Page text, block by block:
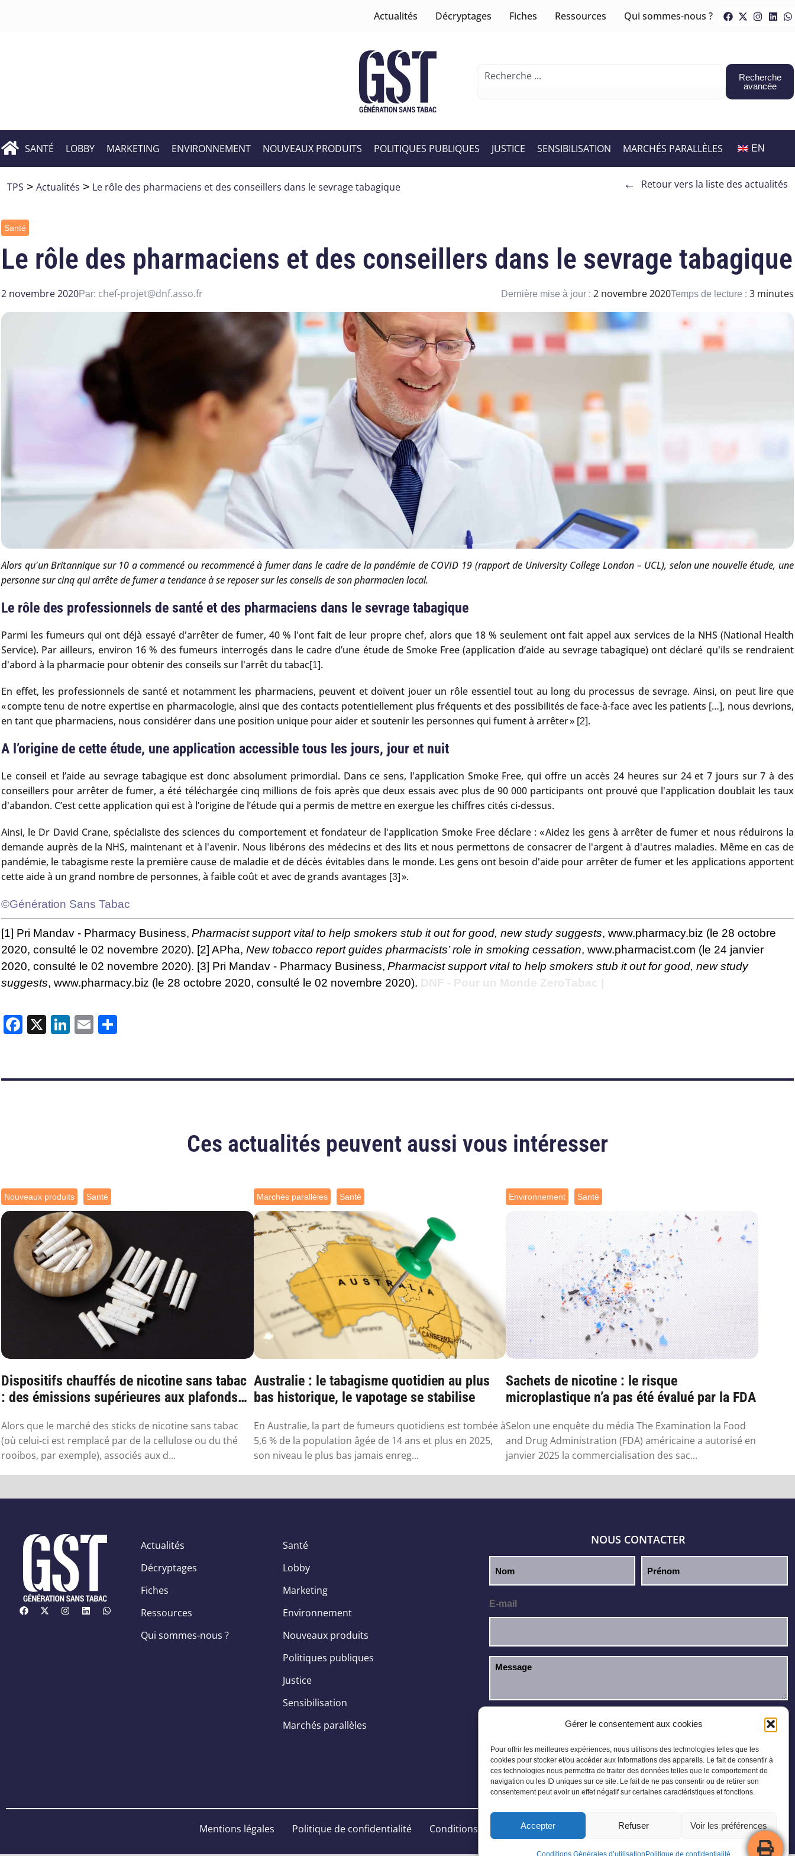
Gérer le consentement aux cookies
Pour offrir les meilleures expériences, nous utilisons des technologies telles que les
cookies pour stocker et/ou accéder aux informations des appareils. Le fait de consentir à
ces technologies nous permettra de traiter des données telles que le comportement de
navigation ou les ID uniques sur ce site. Le fait de ne pas consentir ou de retirer son
consentement peut avoir un effet négatif sur certaines caractéristiques et fonctions.
Accepter Refuser Voir les préférences
Conditions Générales d’utilisation Politique de confidentialité
Actualités Décryptages Fiches Ressources Qui sommes-nous ?
Recherche
avancée
SANTÉ LOBBY MARKETING ENVIRONNEMENT NOUVEAUX PRODUITS POLITIQUES PUBLIQUES JUSTICE SENSIBILISATION MARCHÉS PARALLÈLES EN
TPS > Actualités > Le rôle des pharmaciens et des conseillers dans le sevrage tabagique ← Retour vers la liste des actualités
Santé
Le rôle des pharmaciens et des conseillers dans le sevrage tabagique
2 novembre 2020Par: chef-projet@dnf.asso.fr Dernière mise à jour : 2 novembre 2020Temps de lecture : 3 minutes
Alors qu'un Britannique sur 10 a commencé ou recommencé à fumer dans le cadre de la pandémie de COVID 19 (rapport de University College London – UCL), selon une nouvelle étude, une
personne sur cinq qui arrête de fumer a tendance à se reposer sur les conseils de son pharmacien local.
Le rôle des professionnels de santé et des pharmaciens dans le sevrage tabagique
Parmi les fumeurs qui ont déjà essayé d'arrêter de fumer, 40 % l'ont fait de leur propre chef, alors que 18 % seulement ont fait appel aux services de la NHS (National Health
Service). Par ailleurs, environ 16 % des fumeurs interrogés dans le cadre d’une étude de Smoke Free (application d’aide au sevrage tabagique) ont déclaré qu'ils se rendraient
d'abord à la pharmacie pour obtenir des conseils sur l'arrêt du tabac[1].
En effet, les professionnels de santé et notamment les pharmaciens, peuvent et doivent jouer un rôle essentiel tout au long du processus de sevrage. Ainsi, on peut lire que
« compte tenu de notre expertise en pharmacologie, ainsi que des contacts potentiellement plus fréquents et des possibilités de face-à-face avec les patients […], nous devrions,
en tant que pharmaciens, nous considérer dans une position unique pour aider et soutenir les personnes qui fument à arrêter » [2].
A l’origine de cette étude, une application accessible tous les jours, jour et nuit
Le conseil et l’aide au sevrage tabagique est donc absolument primordial. Dans ce sens, l'application Smoke Free, qui offre un accès 24 heures sur 24 et 7 jours sur 7 à des
conseillers pour arrêter de fumer, a été téléchargée cinq millions de fois après que deux essais avec plus de 90 000 participants ont prouvé que l'application doublait les taux
d'abandon. C’est cette application qui est à l’origine de l’étude qui a permis de mettre en exergue les chiffres cités ci-dessus.
Ainsi, le Dr David Crane, spécialiste des sciences du comportement et fondateur de l'application Smoke Free déclare : « Aidez les gens à arrêter de fumer et nous réduirons la
demande auprès de la NHS, maintenant et à l'avenir. Nous libérons des médecins et des lits et nous permettons de consacrer de l'argent à d'autres maladies. Même en cas de
pandémie, le tabagisme reste la première cause de maladie et de décès évitables dans le monde. Les gens ont besoin d'aide pour arrêter de fumer et les applications apportent
cette aide à un grand nombre de personnes, à faible coût et avec de grands avantages [3] ».
©Génération Sans Tabac
[1] Pri Mandav - Pharmacy Business, Pharmacist support vital to help smokers stub it out for good, new study suggests, www.pharmacy.biz (le 28 octobre
2020, consulté le 02 novembre 2020). [2] APha, New tobacco report guides pharmacists’ role in smoking cessation, www.pharmacist.com (le 24 janvier
2020, consulté le 02 novembre 2020). [3] Pri Mandav - Pharmacy Business, Pharmacist support vital to help smokers stub it out for good, new study
suggests, www.pharmacy.biz (le 28 octobre 2020, consulté le 02 novembre 2020).
Facebook
X LinkedIn
Email
Ces actualités peuvent aussi vous intéresser
Nouveaux produits Santé
Dispositifs chauffés de nicotine sans tabac
: des émissions supérieures aux plafonds
Alors que le marché des sticks de nicotine sans tabac
(où celui-ci est remplacé par de la cellulose ou du thé
rooibos, par exemple), associés aux d...
Marchés parallèles Santé
Australie : le tabagisme quotidien au plus
bas historique, le vapotage se stabilise
En Australie, la part de fumeurs quotidiens est tombée à
5,6 % de la population âgée de 14 ans et plus en 2025,
son niveau le plus bas jamais enreg...
Environnement Santé
Sachets de nicotine : le risque
microplastique n’a pas été évalué par la FDA
Selon une enquête du média The Examination la Food
and Drug Administration (FDA) américaine a autorisé en
janvier 2025 la commercialisation des sac...
Actualités
Décryptages
Fiches
Ressources
Qui sommes-nous ?
Santé
Lobby
Marketing
Environnement
Nouveaux produits
Politiques publiques
Justice
Sensibilisation
Marchés parallèles
NOUS CONTACTER
E-mail
J’ai lu et j’accepte lapolitique de confidentialité
Mentions légales Politique de confidentialité Conditions Générales Plan du site